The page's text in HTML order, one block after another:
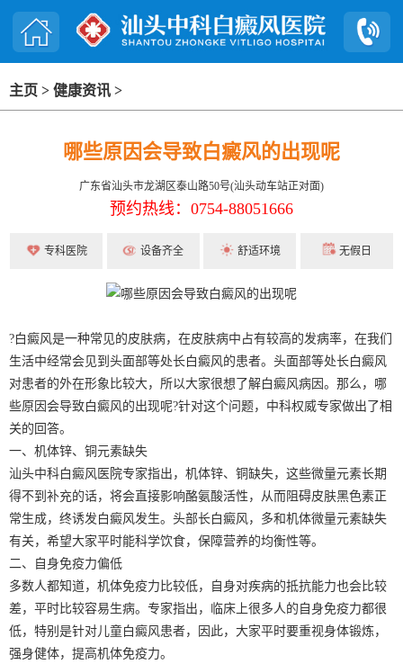
主页 > 健康资讯 >
哪些原因会导致白癜风的出现呢
广东省汕头市龙湖区泰山路50号(汕头动车站正对面)
预约热线：0754-88051666
专科医院 设备齐全 舒适环境 无假日
?白癜风是一种常见的皮肤病，在皮肤病中占有较高的发病率，在我们
生活中经常会见到头面部等处长白癜风的患者。头面部等处长白癜风
对患者的外在形象比较大，所以大家很想了解白癜风病因。那么，哪
些原因会导致白癜风的出现呢?针对这个问题，中科权威专家做出了相
关的回答。
一、机体锌、铜元素缺失
汕头中科白癜风医院专家指出，机体锌、铜缺失，这些微量元素长期
得不到补充的话，将会直接影响酪氨酸活性，从而阻碍皮肤黑色素正
常生成，终诱发白癜风发生。头部长白癜风，多和机体微量元素缺失
有关，希望大家平时能科学饮食，保障营养的均衡性等。
二、自身免疫力偏低
多数人都知道，机体免疫力比较低，自身对疾病的抵抗能力也会比较
差，平时比较容易生病。专家指出，临床上很多人的自身免疫力都很
低，特别是针对儿童白癜风患者，因此，大家平时要重视身体锻炼，
强身健体，提高机体免疫力。